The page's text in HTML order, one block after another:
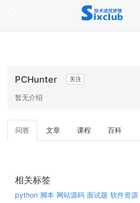
PCHunter 关注
暂无介绍
问答 文章 课程 百科
相关标签
python 脚本 网站源码 面试题 软件资源